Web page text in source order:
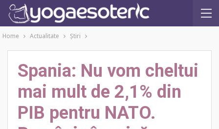
Home Actualitate Ştiri
Spania: Nu vom cheltui
mai mult de 2,1% din
PIB pentru NATO.